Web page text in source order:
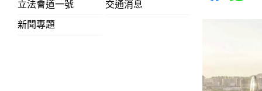
立法會道一號
交通消息
新聞專題